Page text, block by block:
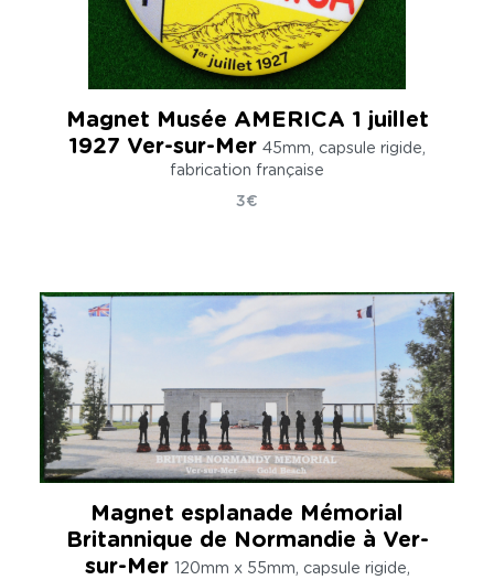
Magnet Musée AMERICA 1 juillet
1927 Ver-sur-Mer 45mm, capsule rigide,
fabrication française
3€
Magnet esplanade Mémorial
Britannique de Normandie à Ver-
sur-Mer 120mm x 55mm, capsule rigide,